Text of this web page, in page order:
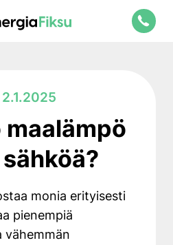
maalämpö
monia erityisesti
pienempiä
vähemmän